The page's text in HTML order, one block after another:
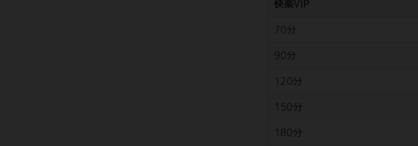
快楽VIP
70分
90分
120分
150分
180分